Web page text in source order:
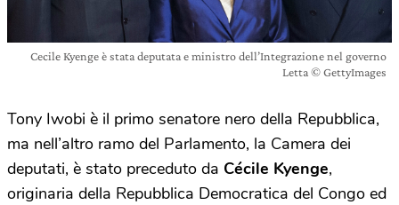
Cecile Kyenge è stata deputata e ministro dell’Integrazione nel governo
Letta © GettyImages
Tony Iwobi è il primo senatore nero della Repubblica,
ma nell’altro ramo del Parlamento, la Camera dei
deputati, è stato preceduto da Cécile Kyenge,
originaria della Repubblica Democratica del Congo ed